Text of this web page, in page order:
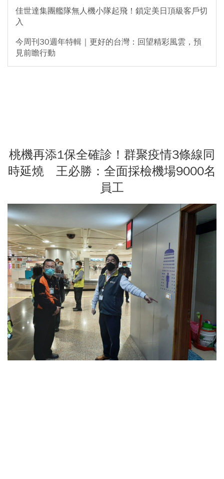
佳世達集團艦隊無人機小隊起飛！鎖定美日頂級客戶切
入
今周刊30週年特輯｜更好的台灣：回望精彩風雲，預
見前瞻行動
桃機再添1保全確診！群聚疫情3條線同
時延燒 王必勝：全面採檢機場9000名
員工